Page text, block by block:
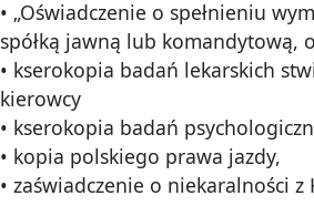
• „Oświadczenie o spełnieniu
spółką jawną lub komandytową,
• kserokopia badań lekarskich
kierowcy
• kserokopia badań
• kopia polskiego prawa jazdy,
• zaświadczenie o niekaralności